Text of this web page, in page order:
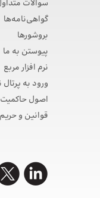
سوالات
گواهی‌نامه‌ها
بروشورها
پیوستن به ما
نرم افزار مربع
ورود به پرتال
اصول
قوانین و